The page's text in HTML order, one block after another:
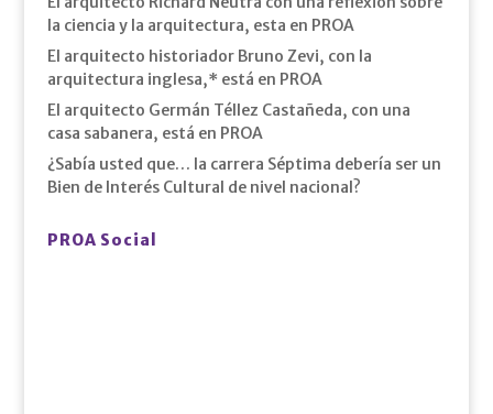
la ciencia y la arquitectura, esta en PROA
El arquitecto historiador Bruno Zevi, con la
arquitectura inglesa,* está en PROA
El arquitecto Germán Téllez Castañeda, con una
casa sabanera, está en PROA
¿Sabía usted que… la carrera Séptima debería ser un
Bien de Interés Cultural de nivel nacional?
PROA Social